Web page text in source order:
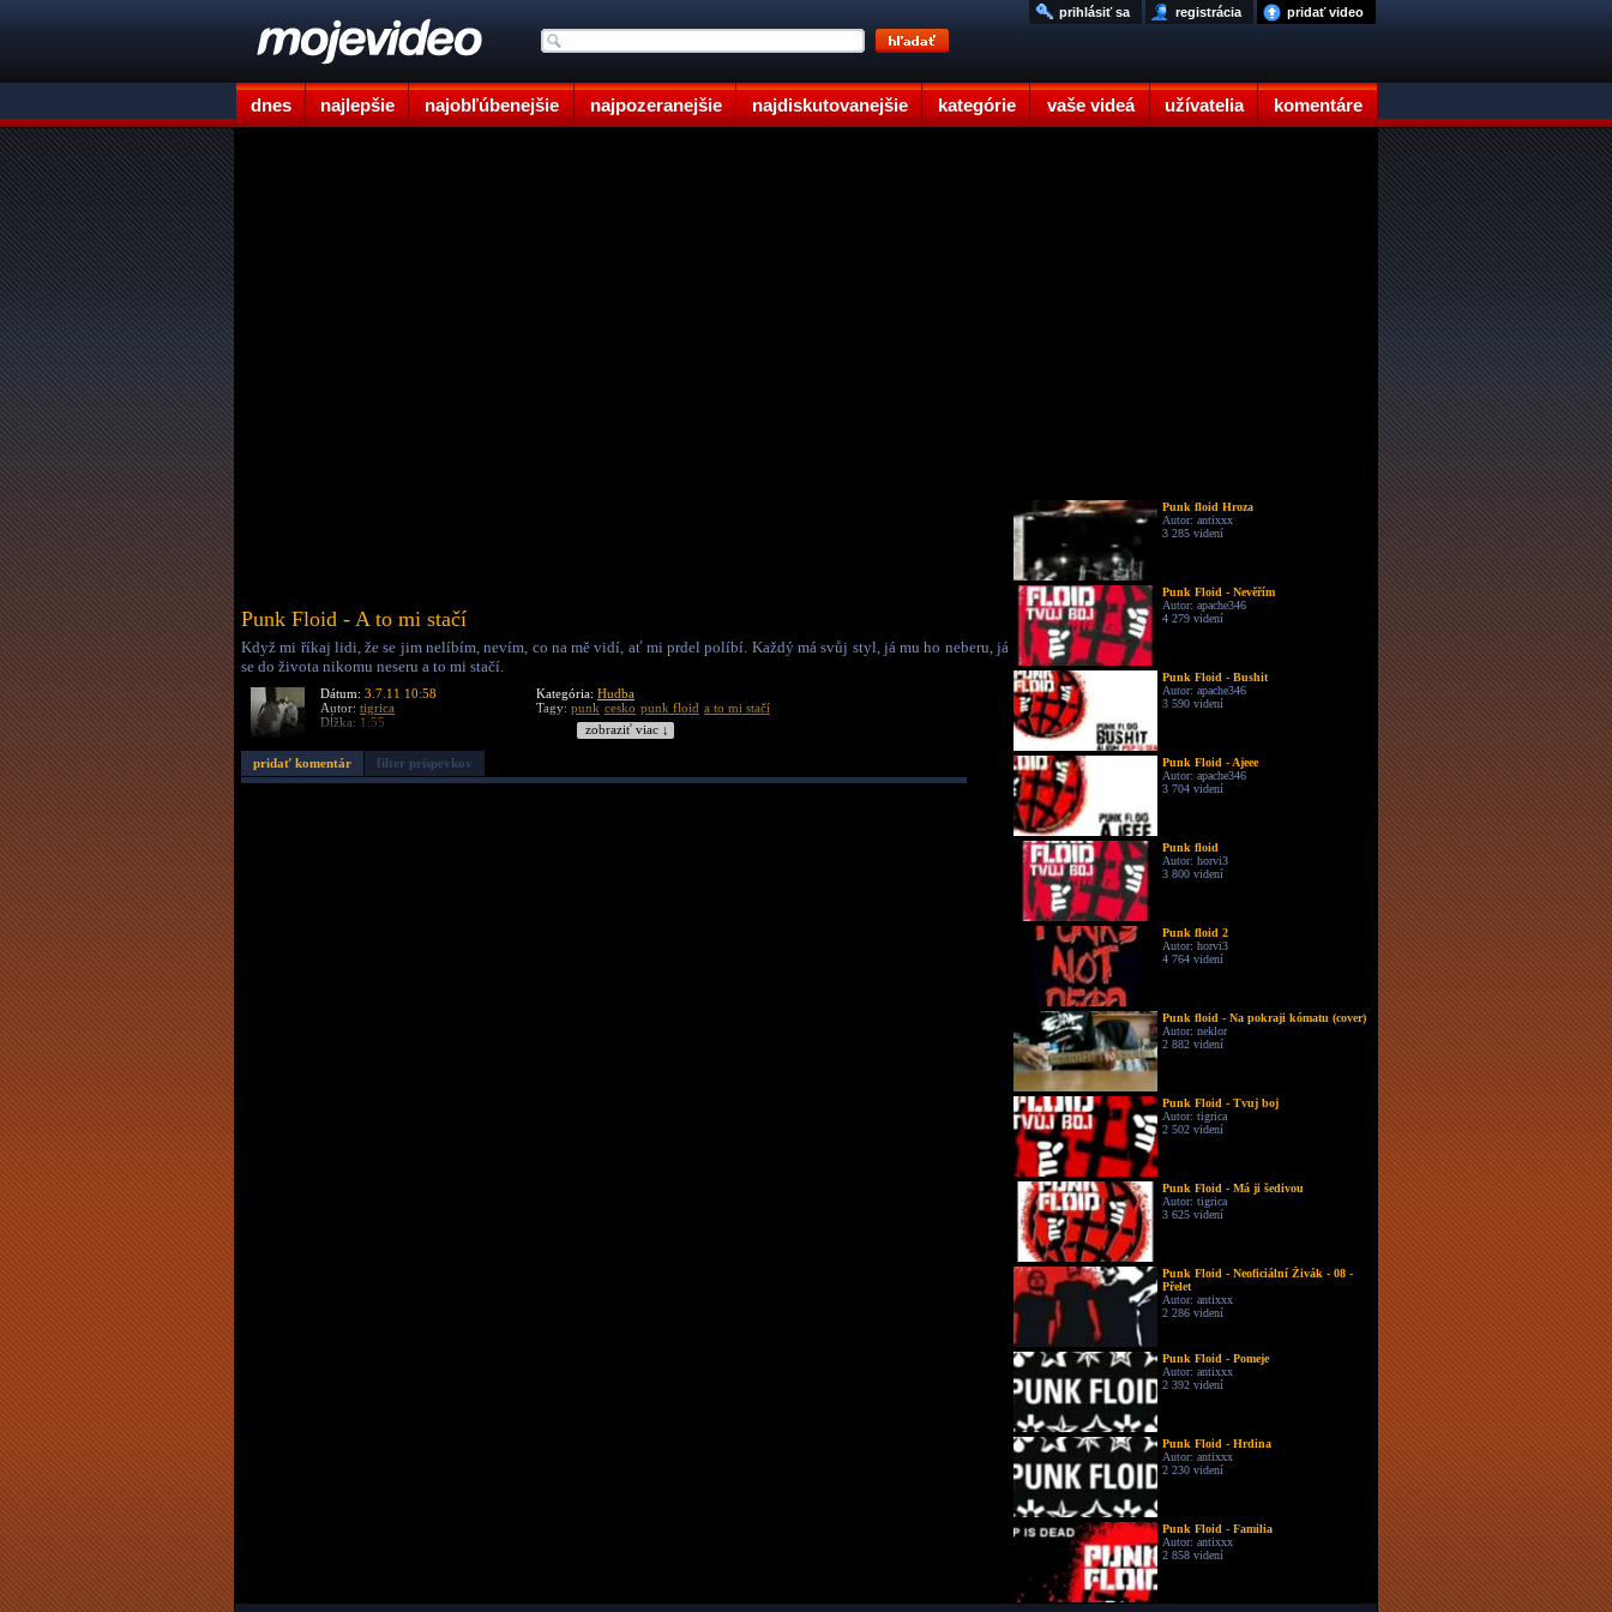
dnes najlepšie najobľúbenejšie najpozeranejšie najdiskutovanejšie kategórie vaše videá užívatelia komentáre
pridať video
registrácia
prihlásiť sa
Punk Floid - A to mi stačí
Když mi říkaj lidi, že se jim nelíbím, nevím, co na mě vidí, ať mi prdel políbí. Každý má svůj styl, já mu ho neberu, já
se do života nikomu neseru a to mi stačí.
Dátum: 3.7.11 10:58
Autor: tigrica
Dĺžka: 1:55
Kategória: Hudba
Tagy: punk cesko punk floid a to mi stačí
zobraziť viac ↓
pridať komentár filter príspevkov
Punk floid Hroza
Autor: antixxx
3 285 videní
Punk Floid - Nevěřím
Autor: apache346
4 279 videní
Punk Floid - Bushit
Autor: apache346
3 590 videní
Punk Floid - Ajeee
Autor: apache346
3 704 videní
Punk floid
Autor: horvi3
3 800 videní
Punk floid 2
Autor: horvi3
4 764 videní
Punk floid - Na pokraji kómatu (cover)
Autor: neklor
2 882 videní
Punk Floid - Tvuj boj
Autor: tigrica
2 502 videní
Punk Floid - Má ji šedivou
Autor: tigrica
3 625 videní
Punk Floid - Neoficiální Živák - 08 -
Přelet
Autor: antixxx
2 286 videní
Punk Floid - Pomeje
Autor: antixxx
2 392 videní
Punk Floid - Hrdina
Autor: antixxx
2 230 videní
Punk Floid - Familia
Autor: antixxx
2 858 videní